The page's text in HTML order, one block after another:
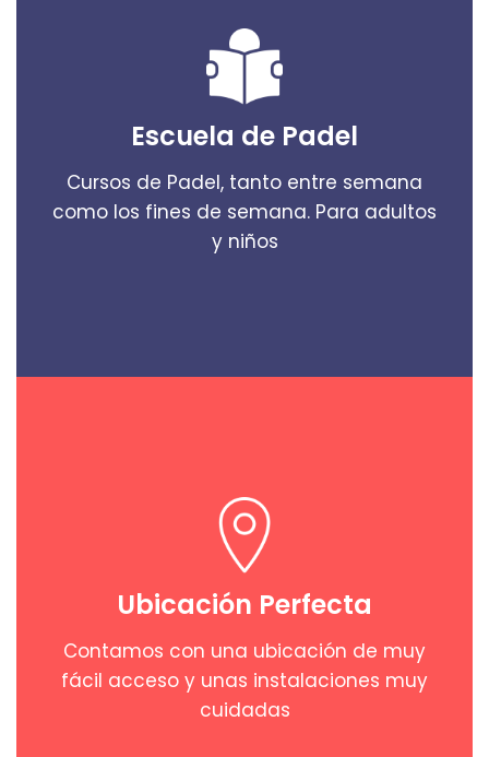
Escuela de Padel
Cursos de Padel, tanto entre semana
como los fines de semana. Para adultos
y niños
Ubicación Perfecta
Contamos con una ubicación de muy
fácil acceso y unas instalaciones muy
cuidadas